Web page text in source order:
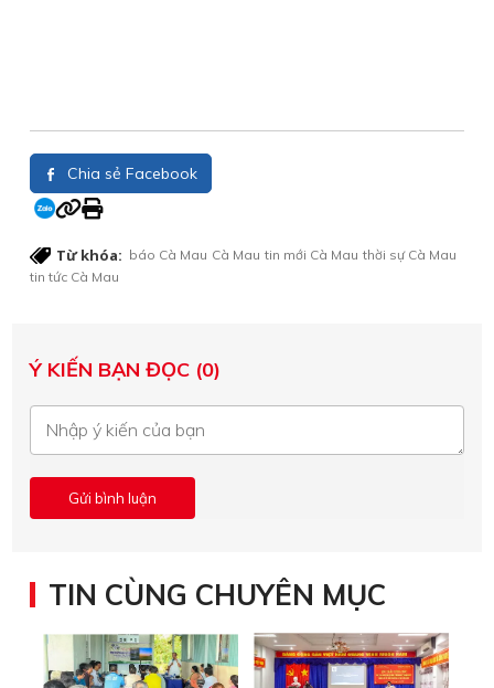
Chia sẻ Facebook
Từ khóa: báo Cà Mau Cà Mau tin mới Cà Mau thời sự Cà Mau
tin tức Cà Mau
Ý KIẾN BẠN ĐỌC (0)
TIN CÙNG CHUYÊN MỤC